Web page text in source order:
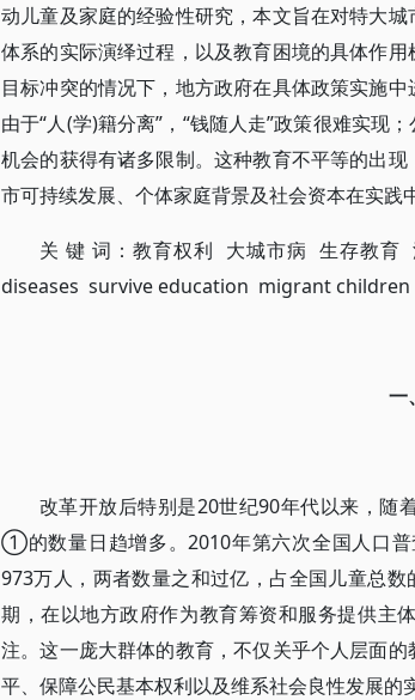
动儿童及家庭的经验性研究，本文旨在对特大
体系的实际演绎过程，以及教育困境的具体作
目标冲突的情况下，地方政府在具体政策实施
由于“人(学)籍分离”，“钱随人走”政策很难实现
机会的获得有诸多限制。这种教育不平等的出
市可持续发展、个体家庭背景及社会资本在实践
关 键 词：教育权利 大城市病 生存教
diseases survive education migrant
一
改革开放后特别是20世纪90年代以来，随
①的数量日趋增多。2010年第六次全国人口
973万人，两者数量之和过亿，占全国儿童总
期，在以地方政府作为教育筹资和服务提供主
注。这一庞大群体的教育，不仅关乎个人层面
平、保障公民基本权利以及维系社会良性发展的